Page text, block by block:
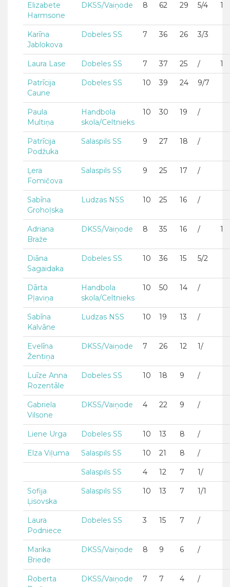
Elizabete
Harmsone
DKSS/Vaiņode 8 62 29 5/4 1
Karīna
Jablokova
Dobeles SS 7 36 26 3/3
Laura Lase Dobeles SS 7 37 25 / 1
Patrīcija
Caune
Dobeles SS 10 39 24 9/7
Paula
Multiņa
Handbola
skola/Celtnieks
10 30 19 /
Patrīcija
Podžuka
Salaspils SS 9 27 18 /
Ļera
Fomičova
Salaspils SS 9 25 17 /
Sabīna
Grohoļska
Ludzas NSS 10 25 16 /
Adriana
Braže
DKSS/Vaiņode 8 35 16 / 1
Diāna
Sagaidaka
Dobeles SS 10 36 15 5/2
Dārta
Pļaviņa
Handbola
skola/Celtnieks
10 50 14 /
Sabīna
Kalvāne
Ludzas NSS 10 19 13 /
Evelīna
Žentiņa
DKSS/Vaiņode 7 26 12 1/
Luīze Anna
Rozentāle
Dobeles SS 10 18 9 /
Gabriela
Vilsone
DKSS/Vaiņode 4 22 9 /
Liene Urga Dobeles SS 10 13 8 /
Elza Viļuma Salaspils SS 10 21 8 /
Salaspils SS 4 12 7 1/
Sofija
Ļisovska
Salaspils SS 10 13 7 1/1
Laura
Podniece
Dobeles SS 3 15 7 /
Marika
Briede
DKSS/Vaiņode 8 9 6 /
Roberta
DKSS/Vaiņode 7 7 4 /